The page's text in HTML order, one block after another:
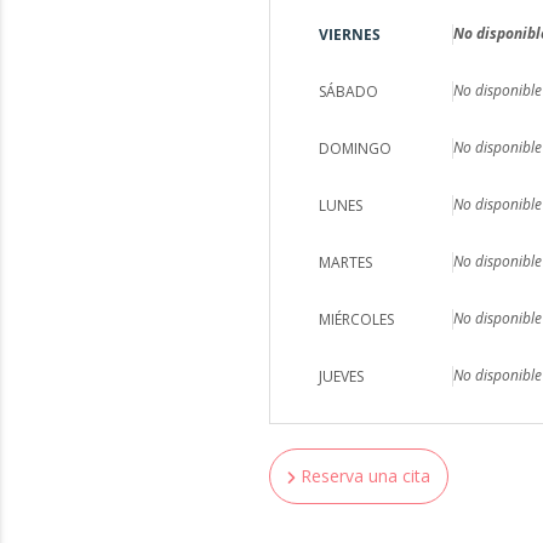
VIERNES No
SÁBADO No disponible
DOMINGO No disponible
LUNES No disponible
MARTES No disponible
MIÉRCOLES No disponible
JUEVES No disponible
Reserva una cita